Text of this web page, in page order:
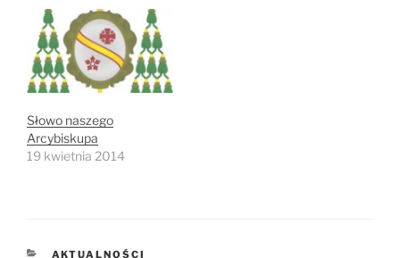
Słowo naszego
Arcybiskupa
19 kwietnia 2014
KATEGORIE
AKTUALNOŚCI